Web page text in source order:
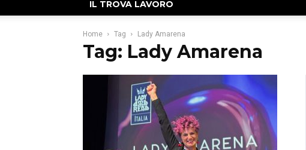
IL TROVA LAVORO
Home Tag Lady Amarena
Tag: Lady Amarena